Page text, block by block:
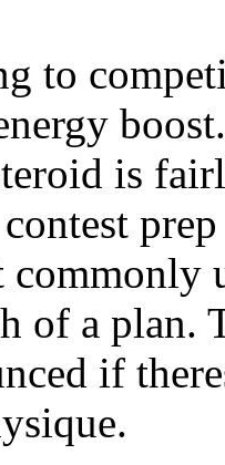
to
boost.
is
commonly
of a plan.
if